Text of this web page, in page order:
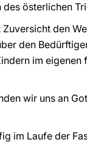
österlichen
den
den
im
wir uns an
im Laufe der